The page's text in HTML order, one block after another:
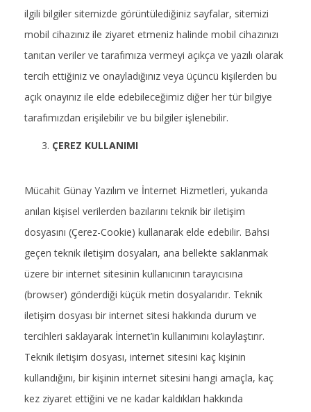
ilgili bilgiler sitemizde görüntülediğiniz sayfalar, sitemizi
mobil cihazınız ile ziyaret etmeniz halinde mobil cihazınızı
tanıtan veriler ve tarafımıza vermeyi açıkça ve yazılı olarak
tercih ettiğiniz ve onayladığınız veya üçüncü kişilerden bu
açık onayınız ile elde edebileceğimiz diğer her tür bilgiye
tarafımızdan erişilebilir ve bu bilgiler işlenebilir.
ÇEREZ KULLANIMI
Mücahit Günay Yazılım ve İnternet Hizmetleri, yukarıda
anılan kişisel verilerden bazılarını teknik bir iletişim
dosyasını (Çerez-Cookie) kullanarak elde edebilir. Bahsi
geçen teknik iletişim dosyaları, ana bellekte saklanmak
üzere bir internet sitesinin kullanıcının tarayıcısına
(browser) gönderdiği küçük metin dosyalarıdır. Teknik
iletişim dosyası bir internet sitesi hakkında durum ve
tercihleri saklayarak İnternet’in kullanımını kolaylaştırır.
Teknik iletişim dosyası, internet sitesini kaç kişinin
kullandığını, bir kişinin internet sitesini hangi amaçla, kaç
kez ziyaret ettiğini ve ne kadar kaldıkları hakkında